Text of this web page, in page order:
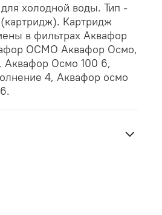
холодной воды. Тип -
Картридж
в фильтрах Аквафор
ОСМО Аквафор Осмо,
Аквафор Осмо 100 6,
4, Аквафор осмо